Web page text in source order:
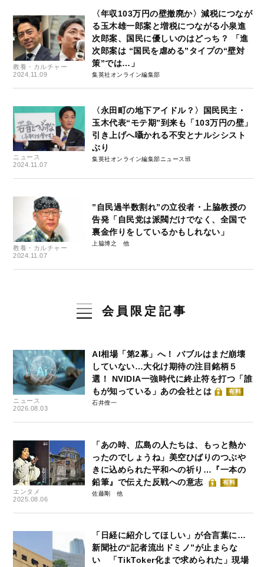
教養・カルチャー
2024.11.09
〈年収103万円の壁撤廃か〉減税につなが
る玉木雄一郎案と増税につながる小泉進
次郎案、国民に優しいのはどっち？ 「進
次郎案は “国民を虐める”タイプの“壁対
策”では…」
集英社オンライン編集部
ニュース
2024.11.07
〈永田町の地下アイドル？〉国民民主・
玉木代表“モテ期”到来も「103万円の壁」
引き上げへ囁かれる不安とナルシシスト
ぶり
集英社オンライン編集部ニュース班
教養・カルチャー
2024.11.07
”自民過半数割れ”の立役者・上脇教授の
告発「自民党は派閥だけでなく、全国で
裏金作りをしているかもしれない」
上脇博之
会員限定記事
ニュース
2026.08.03
AI相場「第2幕」へ！ バブルはまだ崩壊
していない…大化け期待の注目銘柄５
選！ NVIDIA一強時代に終止符を打つ「誰
もが知っている」あの会社とは
有料
石井僚一
エンタメ
2025.08.06
「あの時、広島の人たちは、もっと熱か
ったのでしょうね」美空ひばりのつぶや
きに込められた平和への祈り…『一本の
鉛筆』で伝えた反戦への意志
有料
佐藤剛
「日経に紹介してほしい」が合言葉に…
新聞社の“記者流出ドミノ”が止まらな
い 「TikToker化まで求められた」現場